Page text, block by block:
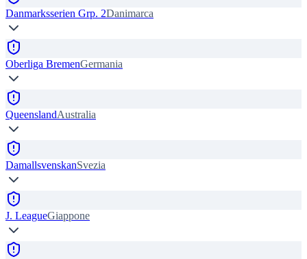
Danmarksserien Grp. 2Danimarca
Oberliga BremenGermania
QueenslandAustralia
DamallsvenskanSvezia
J. LeagueGiappone